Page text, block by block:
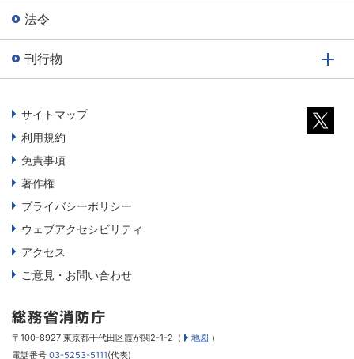
法令
刊行物
サイトマップ
利用規約
免責事項
著作権
プライバシーポリシー
ウェブアクセシビリティ
アクセス
ご意見・お問い合わせ
〒100-8927 東京都千代田区霞が関2-1-2（ 地図 ）
電話番号 03-5253-5111(代表)